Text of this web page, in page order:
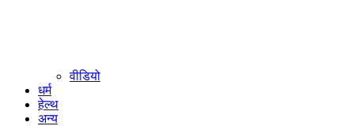
वीडियो
धर्म
हेल्थ
अन्य